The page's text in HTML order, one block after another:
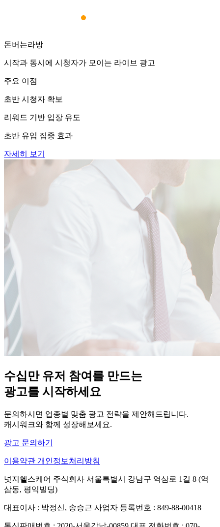
돈버는라방
시작과 동시에 시청자가 모이는 라이브 광고
주요 이점
초반 시청자 확보
리워드 기반 입장 유도
초반 유입 집중 효과
자세히 보기
수십만 유저 참여를 만드는
광고를 시작하세요
문의하시면 업종별 맞춤 광고 전략을 제안해드립니다.
캐시워크와 함께 성장해보세요.
광고 문의하기
이용약관 개인정보처리방침
넛지헬스케어 주식회사 서울특별시 강남구 역삼로 1길 8 (역
삼동, 평익빌딩)
대표이사 : 박정신, 송승근 사업자 등록번호 : 849-88-00418